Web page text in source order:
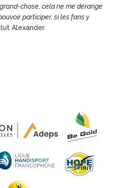
chose, cela ne me dérange
participer, si les fans y
Alexander.